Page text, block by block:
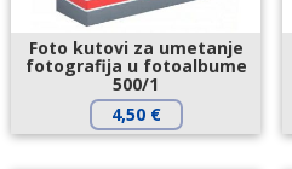
Foto kutovi za umetanje
fotografija u fotoalbume
500/1
4,50 €